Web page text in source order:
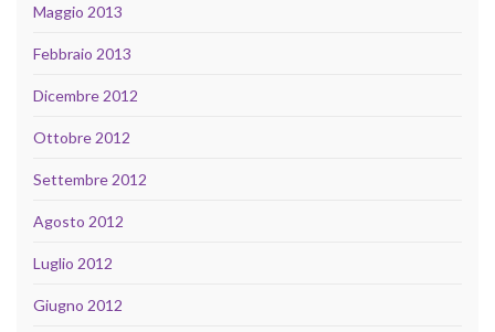
Maggio 2013
Febbraio 2013
Dicembre 2012
Ottobre 2012
Settembre 2012
Agosto 2012
Luglio 2012
Giugno 2012